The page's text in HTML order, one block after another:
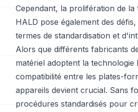
Cependant, la prolifération de la
HALD pose également des
termes de standardisation et
Alors que différents fabricants
matériel adoptent la technologie
compatibilité entre les plates-
appareils devient crucial. Sans
procédures standardisés pour